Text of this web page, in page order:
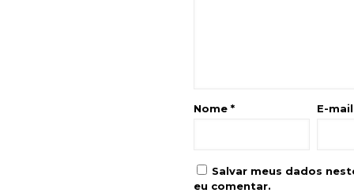
Nome * E-
Salvar meus dados
eu comentar.